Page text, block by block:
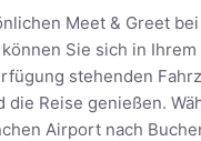
Meet & Greet
Sie sich in
stehenden
die Reise genießen.
Airport nach